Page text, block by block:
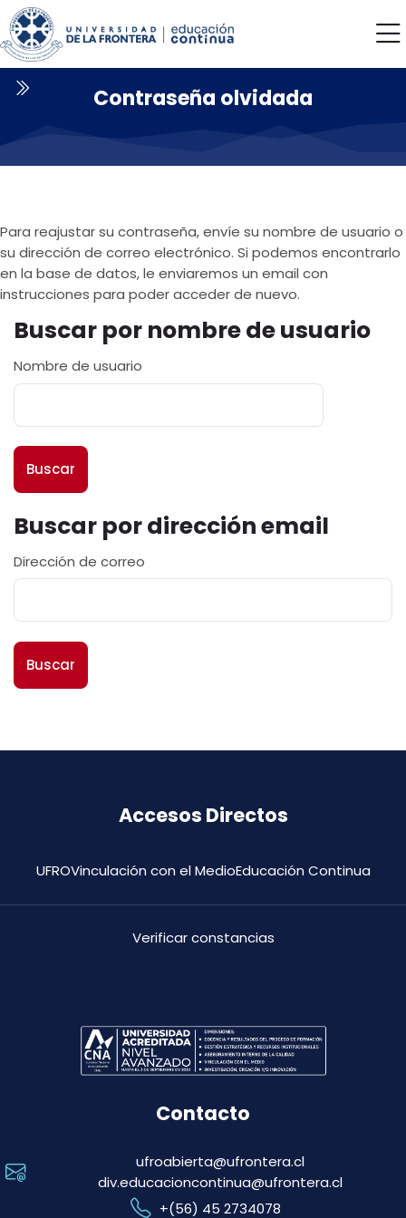
Skip to navigation
Skip to login form
Salta al contenido principal
Skip to accessibility options
Skip to footer
Skip accessibility options
Contraseña olvidada
Para reajustar su contraseña, envíe su nombre de usuario o
su dirección de correo electrónico. Si podemos encontrarlo
en la base de datos, le enviaremos un email con
instrucciones para poder acceder de nuevo.
Buscar por nombre de usuario
Buscar por nombre de usuario
Nombre de usuario
Buscar por dirección email
Buscar por dirección email
Dirección de correo
Accesos Directos
UFROVinculación con el MedioEducación Continua
Verificar constancias
Contacto
ufroabierta@ufrontera.cl
div.educacioncontinua@ufrontera.cl
+(56) 45 2734078